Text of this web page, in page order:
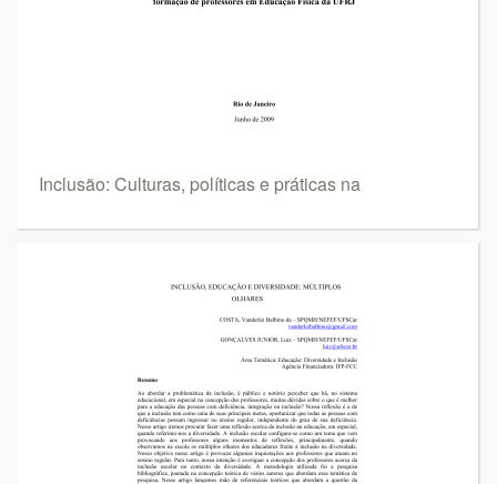
Inclusão: Culturas, políticas e práticas na